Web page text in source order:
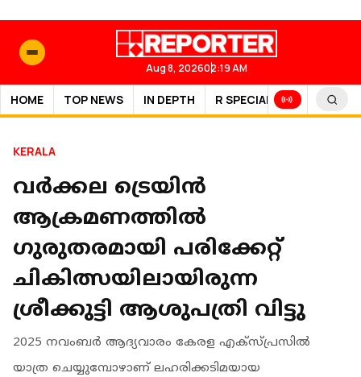
Aug 8, 202602:19 AM
HOME TOP NEWS IN DEPTH R SPECIAL SPORTS
KERALA
വർക്കല ട്രെയിൻ
ആക്രമണത്തിൽ ​
ഗുരുതരമായി പരിക്കേറ്റ്
ചികിത്സയിലായിരുന്ന
ശ്രീക്കുട്ടി ആശുപത്രി വിട്ടു
2025 നവംബർ ആദ്യവാരം കേരള എക്സ്പ്രസിൽ
യാത്ര ചെയ്യുമ്പോഴാണ് ലഹരിക്കടിമയായ